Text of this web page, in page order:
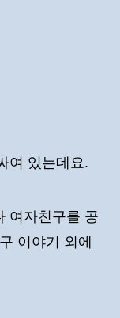
여 있는데요.
여자친구를 공
이야기 외에